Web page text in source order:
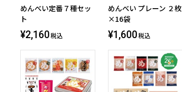
めんべい定番７種セッ
ト
¥2,160 税込
めんべい プレーン ２枚
×16袋
¥1,600 税込